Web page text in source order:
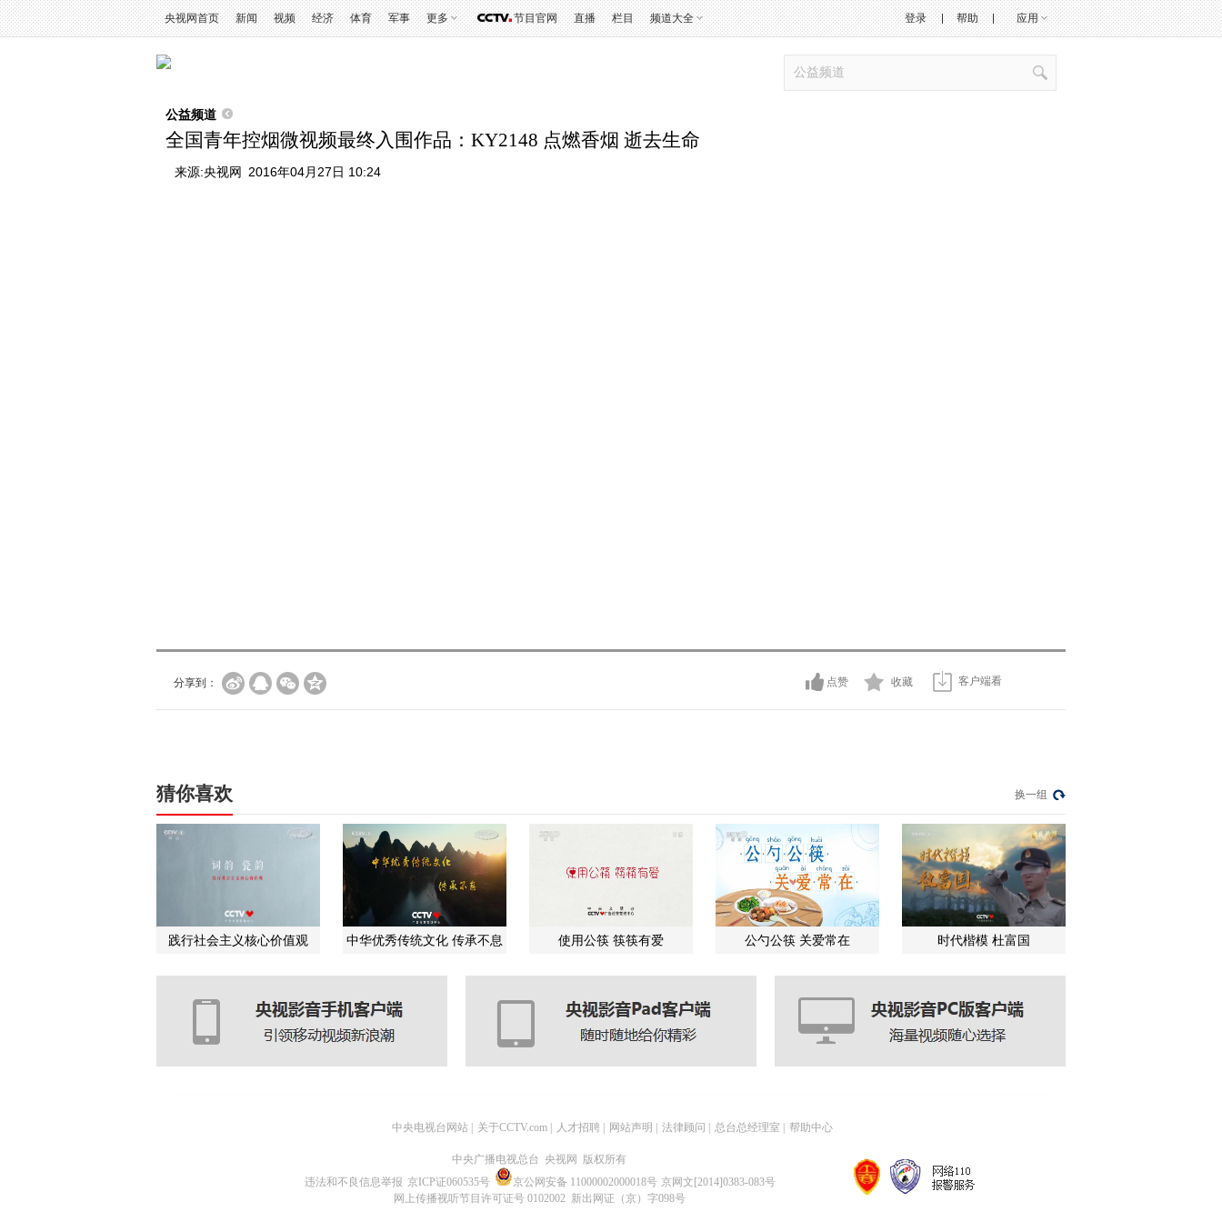
央视网首页 新闻 视频 经济 体育 军事 更多 节目官网 直播 栏目 频道大全 帮助 应用
登录
公益频道
全国青年控烟微视频最终入围作品：KY2148 点燃香烟 逝去生命
来源:央视网 2016年04月27日 10:24
分享到： 点赞 收藏 客户端看
猜你喜欢 换一组
践行社会主义核心价值观 中华优秀传统文化 传承不息 使用公筷 筷筷有爱 公勺公筷 关爱常在 时代楷模 杜富国
中央电视台网站 关于CCTV.com 人才招聘 网站声明 法律顾问 总台总经理室 帮助中心
中央广播电视总台 央视网 版权所有
违法和不良信息举报 京ICP证060535号 京公网安备 11000002000018号 京网文[2014]0383-083号
网上传播视听节目许可证号 0102002 新出网证（京）字098号